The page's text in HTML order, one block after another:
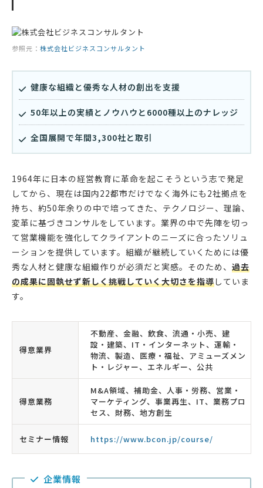
参照元： 株式会社ビジネスコンサルタント
健康な組織と優秀な人材の創出を支援
50年以上の実績とノウハウと6000種以上のナレッジ
全国展開で年間3,300社と取引
1964年に日本の経営教育に革命を起こそうという志で発足
してから、現在は国内22都市だけでなく海外にも2社拠点を
持ち、約50年余りの中で培ってきた、テクノロジー、理論、
変革に基づきコンサルをしています。業界の中で先陣を切っ
て営業機能を強化してクライアントのニーズに合ったソリュ
ーションを提供しています。組織が継続していくためには優
秀な人材と健康な組織作りが必須だと実感。そのため、 過去
の成果に固執せず新しく挑戦していく大切さを指導していま
す。
得意業界
不動産、金融、飲食、流通・小売、建
設・建築、IT・インターネット、運輸・
物流、製造、医療・福祉、アミューズメン
ト・レジャー、エネルギー、公共
得意業務
M&A領域、補助金、人事・労務、営業・
マーケティング、事業再生、IT、業務プロ
セス、財務、地方創生
セミナー情報 https://www.bcon.jp/course/
企業情報